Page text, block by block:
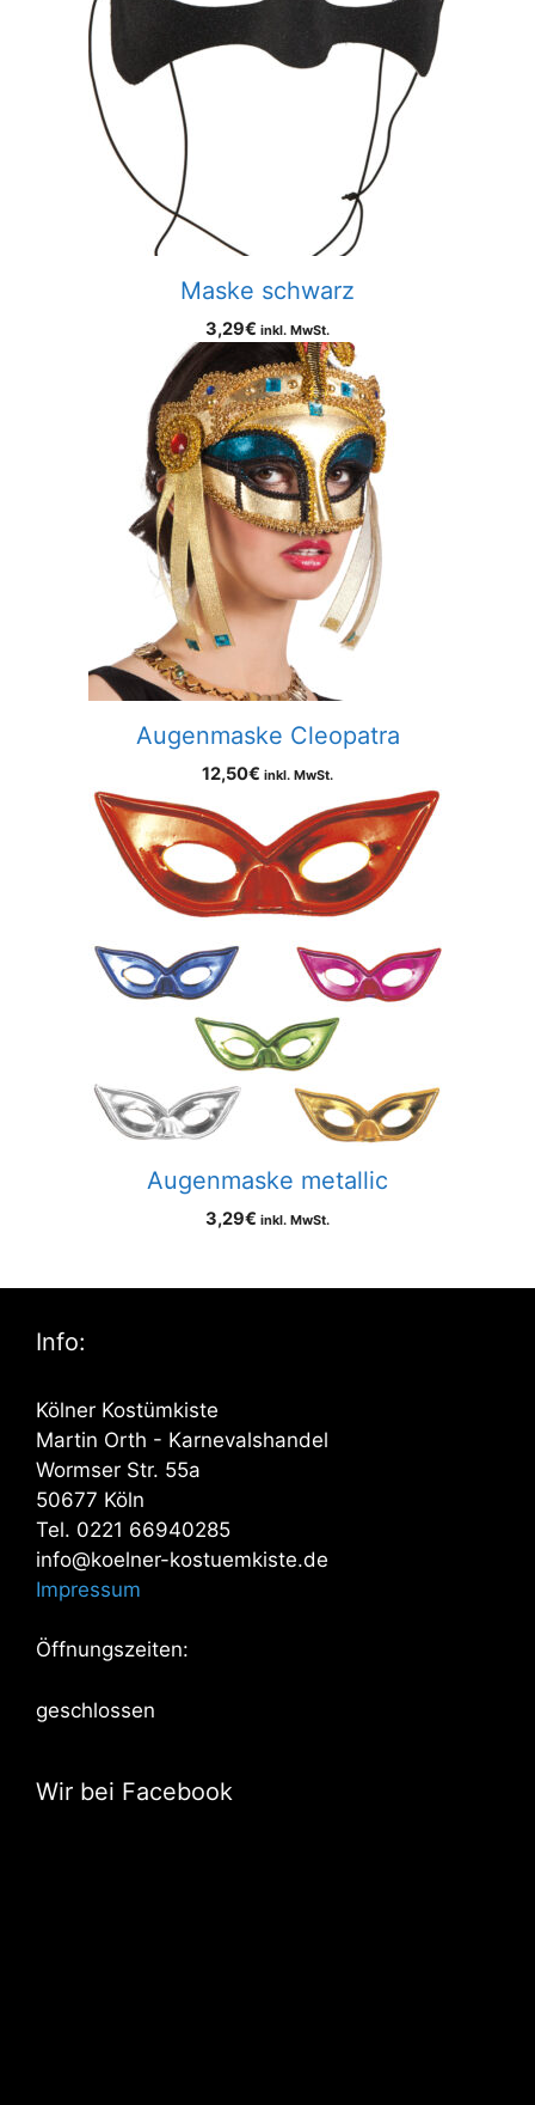
Maske schwarz
3,29€ inkl. MwSt.
Augenmaske Cleopatra
12,50€ inkl. MwSt.
Augenmaske metallic
3,29€ inkl. MwSt.
Info:
Kölner Kostümkiste
Martin Orth - Karnevalshandel
Wormser Str. 55a
50677 Köln
Tel. 0221 66940285
info@koelner-kostuemkiste.de
Impressum
Öffnungszeiten:
geschlossen
Wir bei Facebook